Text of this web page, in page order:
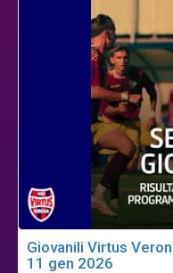
Giovanili Virtus
11 gen 2026